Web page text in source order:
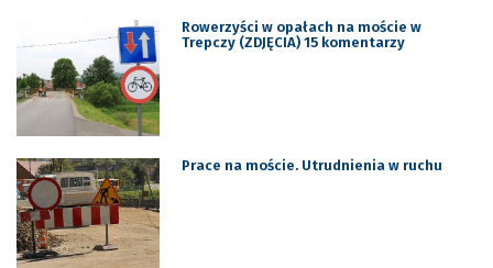
Rowerzyści w opałach na moście w
Trepczy (ZDJĘCIA) 15 komentarzy
Prace na moście. Utrudnienia w ruchu